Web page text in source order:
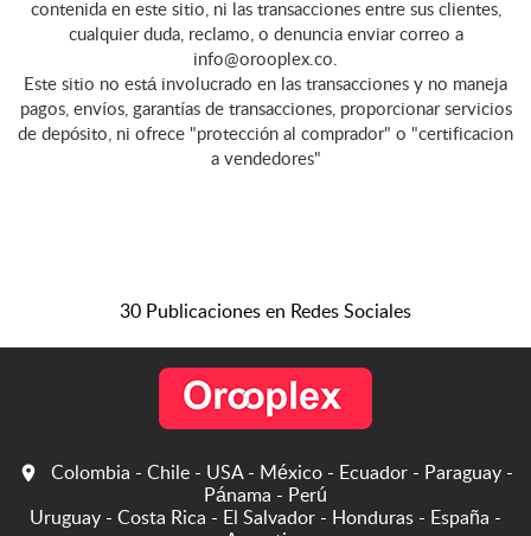
contenida en este sitio, ni las transacciones entre sus clientes,
cualquier duda, reclamo, o denuncia enviar correo a
info@orooplex.co.
Este sitio no está involucrado en las transacciones y no maneja
pagos, envíos, garantías de transacciones, proporcionar servicios
de depósito, ni ofrece "protección al comprador" o "certificacion
a vendedores"
30 Publicaciones en Redes Sociales
Colombia - Chile - USA - México - Ecuador - Paraguay -
Pánama - Perú
Uruguay - Costa Rica - El Salvador - Honduras - España -